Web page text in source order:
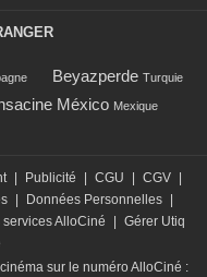
Beyazperde Turquie
México Mexique
| Publicité | CGU | CGV |
| Données Personnelles |
services AlloCiné | Gérer Utiq
sur le numéro AlloCiné :